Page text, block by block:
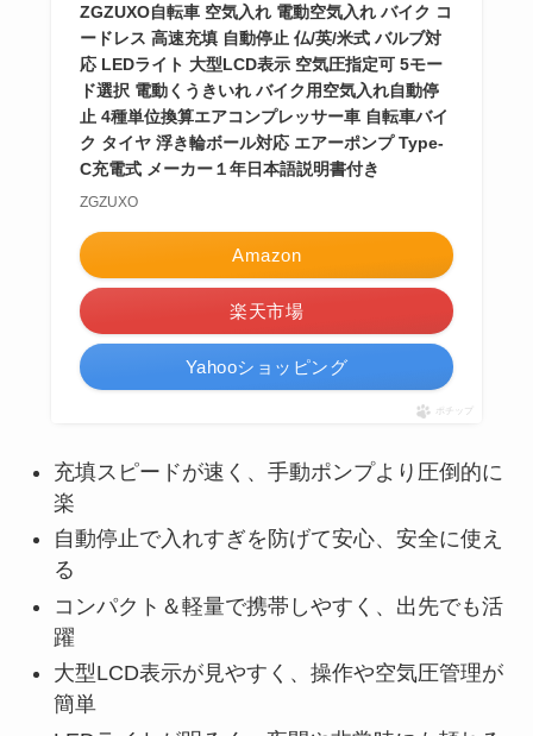
ZGZUXO自転車 空気入れ 電動空気入れ バイク コ
ードレス 高速充填 自動停止 仏/英/米式 バルブ対
応 LEDライト 大型LCD表示 空気圧指定可 5モー
ド選択 電動くうきいれ バイク用空気入れ自動停
止 4種単位換算エアコンプレッサー車 自転車バイ
ク タイヤ 浮き輪ボール対応 エアーポンプ Type-
C充電式 メーカー１年日本語説明書付き
ZGZUXO
Amazon
楽天市場
Yahooショッピング
ポチップ
充填スピードが速く、手動ポンプより圧倒的に
楽
自動停止で入れすぎを防げて安心、安全に使え
る
コンパクト＆軽量で携帯しやすく、出先でも活
躍
大型LCD表示が見やすく、操作や空気圧管理が
簡単